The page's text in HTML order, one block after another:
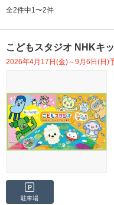
全2件中1〜2件
こどもスタジオ NHKキ
2026年4月17日(金)～9月6日(日)
駐車場